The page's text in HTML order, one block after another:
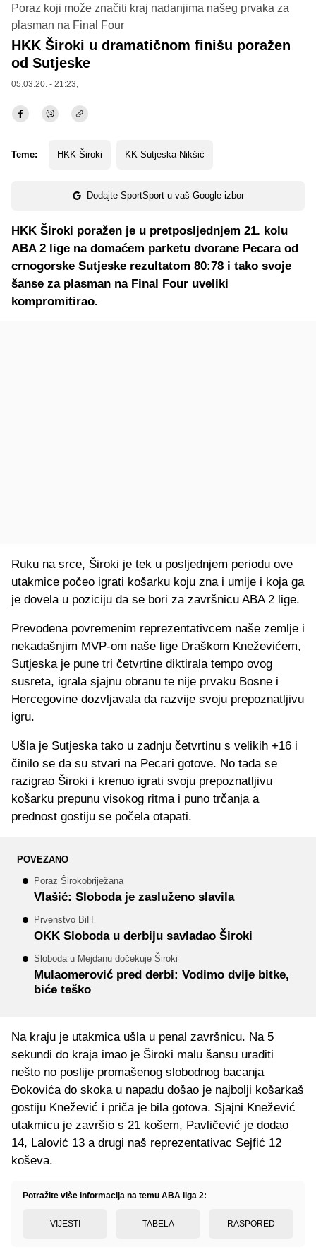
Poraz koji može značiti kraj nadanjima našeg prvaka za
plasman na Final Four
HKK Široki u dramatičnom finišu poražen
od Sutjeske
05.03.20. - 21:23,
Teme: HKK Široki KK Sutjeska Nikšić
Dodajte SportSport u vaš Google izbor
HKK Široki poražen je u pretposljednjem 21. kolu
ABA 2 lige na domaćem parketu dvorane Pecara od
crnogorske Sutjeske rezultatom 80:78 i tako svoje
šanse za plasman na Final Four uveliki
kompromitirao.
Ruku na srce, Široki je tek u posljednjem periodu ove
utakmice počeo igrati košarku koju zna i umije i koja ga
je dovela u poziciju da se bori za završnicu ABA 2 lige.
Prevođena povremenim reprezentativcem naše zemlje i
nekadašnjim MVP-om naše lige Draškom Kneževićem,
Sutjeska je pune tri četvrtine diktirala tempo ovog
susreta, igrala sjajnu obranu te nije prvaku Bosne i
Hercegovine dozvljavala da razvije svoju prepoznatljivu
igru.
Ušla je Sutjeska tako u zadnju četvrtinu s velikih +16 i
činilo se da su stvari na Pecari gotove. No tada se
razigrao Široki i krenuo igrati svoju prepoznatljivu
košarku prepunu visokog ritma i puno trčanja a
prednost gostiju se počela otapati.
POVEZANO
Poraz Širokobriježana
Vlašić: Sloboda je zasluženo slavila
Prvenstvo BiH
OKK Sloboda u derbiju savladao Široki
Sloboda u Mejdanu dočekuje Široki
Mulaomerović pred derbi: Vodimo dvije bitke,
biće teško
Na kraju je utakmica ušla u penal završnicu. Na 5
sekundi do kraja imao je Široki malu šansu uraditi
nešto no poslije promašenog slobodnog bacanja
Đokovića do skoka u napadu došao je najbolji košarkaš
gostiju Knežević i priča je bila gotova. Sjajni Knežević
utakmicu je završio s 21 košem, Pavličević je dodao
14, Lalović 13 a drugi naš reprezentativac Sejfić 12
koševa.
Potražite više informacija na temu ABA liga 2:
VIJESTI TABELA RASPORED